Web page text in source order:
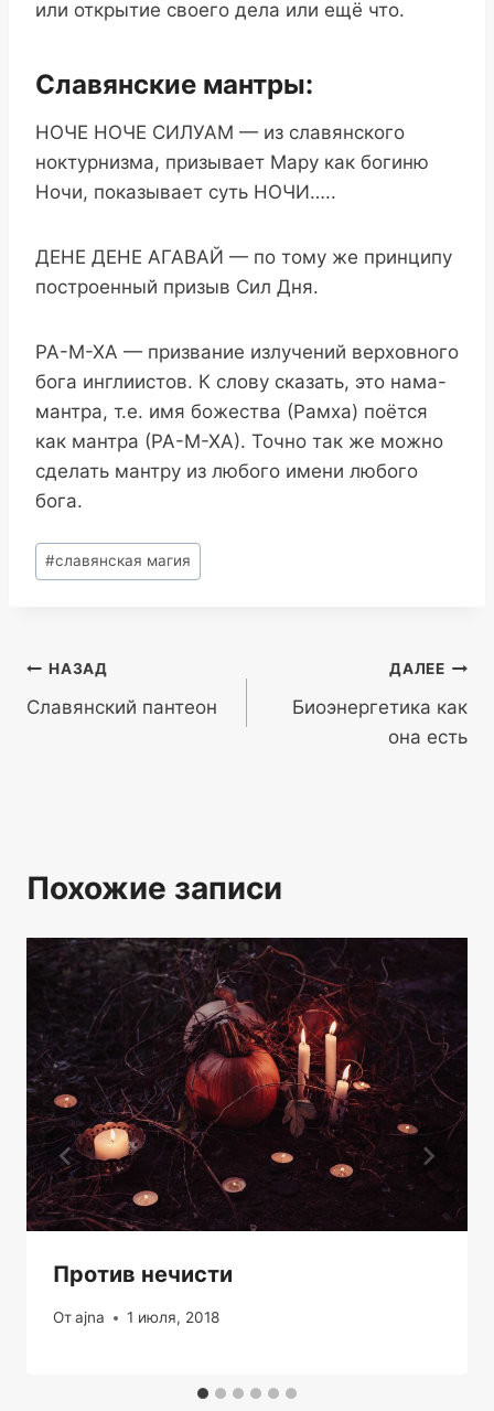
или открытие своего дела или ещё что.
Славянские мантры:
НОЧЕ НОЧЕ СИЛУАМ — из славянского
ноктурнизма, призывает Мару как богиню
Ночи, показывает суть НОЧИ…..
ДЕНЕ ДЕНЕ АГАВАЙ — по тому же принципу
построенный призыв Сил Дня.
РА-М-ХА — призвание излучений верховного
бога инглиистов. К слову сказать, это нама-
мантра, т.е. имя божества (Рамха) поётся
как мантра (РА-М-ХА). Точно так же можно
сделать мантру из любого имени любого
бога.
Метки
записи:
#славянская магия
Навигация
по
НАЗАД
Славянский пантеон
ДАЛЕЕ
Биоэнергетика как
она есть
Похожие записи
Против нечисти
Отajna 1 июля, 2018